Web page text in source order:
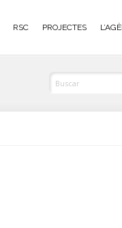
RSC PROJECTES